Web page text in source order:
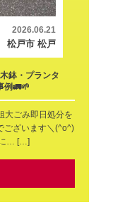
2026.06.21
松戸市 松戸
鉢・プランタ
例🚛🌱
大ごみ即日処分を
ございます＼(^o^)
に… […]